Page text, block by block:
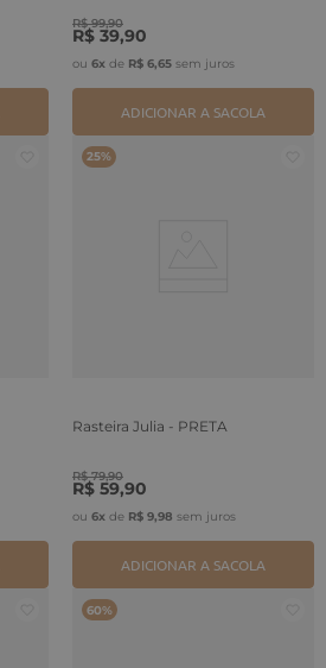
R$ 99,90
R$ 39,90
ou 6x de R$ 6,65 sem juros
ADICIONAR A SACOLA
25%
Rasteira Julia - PRETA
R$ 79,90
R$ 59,90
ou 6x de R$ 9,98 sem juros
ADICIONAR A SACOLA
60%